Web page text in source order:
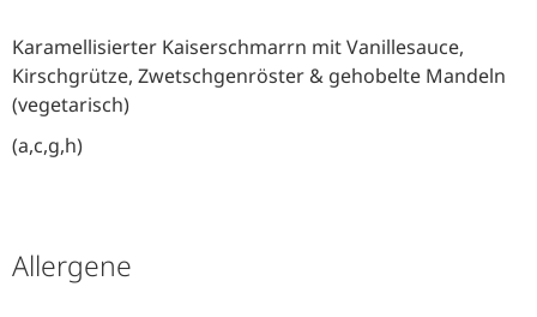
Karamellisierter Kaiserschmarrn mit Vanillesauce,
Kirschgrütze, Zwetschgenröster & gehobelte Mandeln
(vegetarisch)
(a,c,g,h)
Allergene